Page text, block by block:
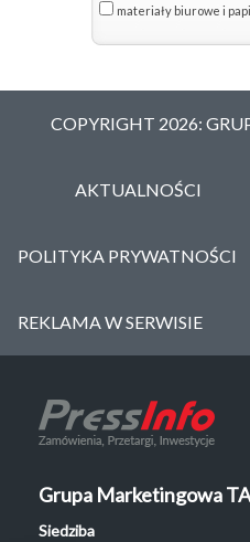
materiały biurowe i
COPYRIGHT 2026:
AKTUALNOŚCI
POLITYKA PRYWATNOŚCI
REKLAMA W SERWISIE
Grupa Marketingowa
Siedziba